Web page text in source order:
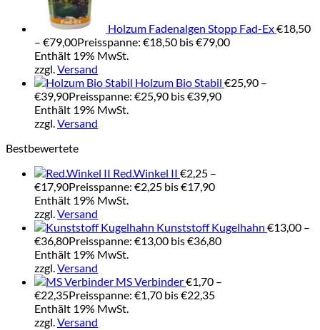
Holzum Fadenalgen Stopp Fad-Ex€18,50
– €79,00Preisspanne: €18,50 bis €79,00
Enthält 19% MwSt.
zzgl.Versand
Holzum Bio Stabil €25,90 –
€39,90Preisspanne: €25,90 bis €39,90
Enthält 19% MwSt.
zzgl.Versand
Bestbewertete
Red.Winkel II €2,25 –
€17,90Preisspanne: €2,25 bis €17,90
Enthält 19% MwSt.
zzgl.Versand
Kunststoff Kugelhahn €13,00 –
€36,80Preisspanne: €13,00 bis €36,80
Enthält 19% MwSt.
zzgl.Versand
MS Verbinder€1,70 –
€22,35Preisspanne: €1,70 bis €22,35
Enthält 19% MwSt.
zzgl.Versand